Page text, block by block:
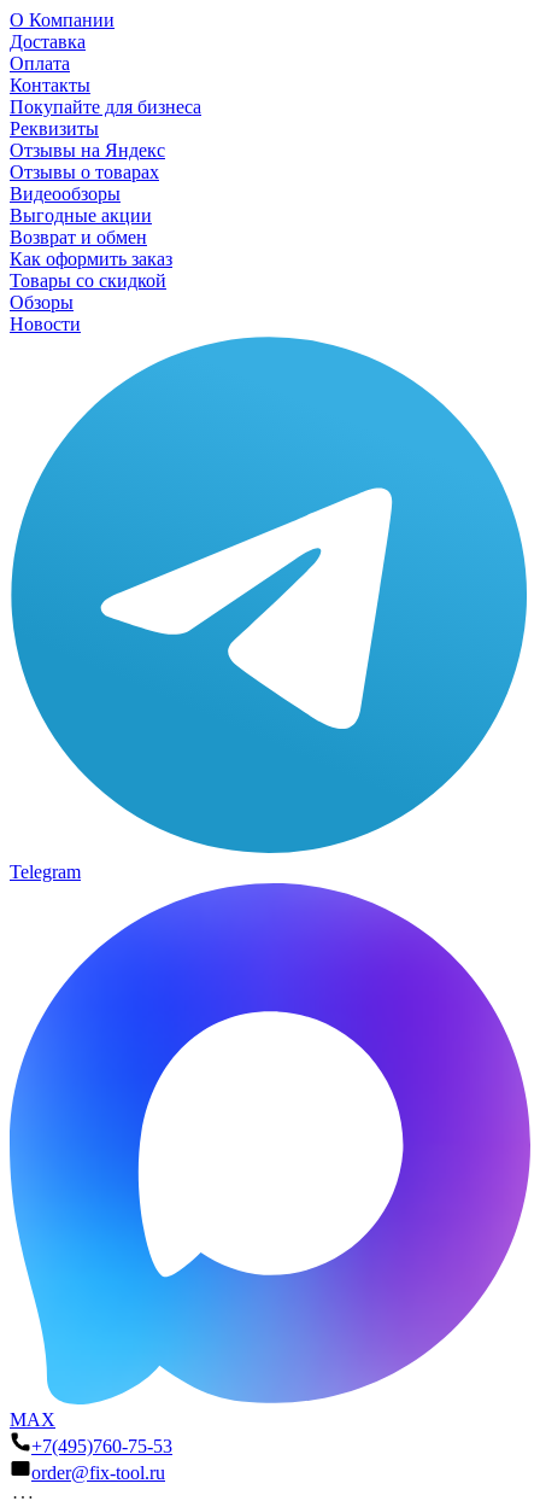
О Компании
Доставка
Оплата
Контакты
Покупайте для бизнеса
Реквизиты
Отзывы на Яндекс
Отзывы о товарах
Видеообзоры
Выгодные акции
Возврат и обмен
Как оформить заказ
Товары со скидкой
Обзоры
Новости
Telegram
MAX
+7(495)760-75-53
order@fix-tool.ru